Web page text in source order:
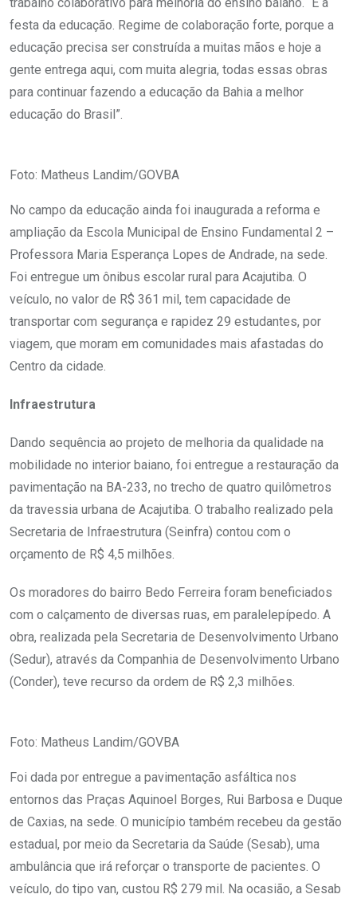
trabalho colaborativo para melhoria do ensino baiano. “É a
festa da educação. Regime de colaboração forte, porque a
educação precisa ser construída a muitas mãos e hoje a
gente entrega aqui, com muita alegria, todas essas obras
para continuar fazendo a educação da Bahia a melhor
educação do Brasil”.
Foto: Matheus Landim/GOVBA
No campo da educação ainda foi inaugurada a reforma e
ampliação da Escola Municipal de Ensino Fundamental 2 –
Professora Maria Esperança Lopes de Andrade, na sede.
Foi entregue um ônibus escolar rural para Acajutiba. O
veículo, no valor de R$ 361 mil, tem capacidade de
transportar com segurança e rapidez 29 estudantes, por
viagem, que moram em comunidades mais afastadas do
Centro da cidade.
Infraestrutura
Dando sequência ao projeto de melhoria da qualidade na
mobilidade no interior baiano, foi entregue a restauração da
pavimentação na BA-233, no trecho de quatro quilômetros
da travessia urbana de Acajutiba. O trabalho realizado pela
Secretaria de Infraestrutura (Seinfra) contou com o
orçamento de R$ 4,5 milhões.
Os moradores do bairro Bedo Ferreira foram beneficiados
com o calçamento de diversas ruas, em paralelepípedo. A
obra, realizada pela Secretaria de Desenvolvimento Urbano
(Sedur), através da Companhia de Desenvolvimento Urbano
(Conder), teve recurso da ordem de R$ 2,3 milhões.
Foto: Matheus Landim/GOVBA
Foi dada por entregue a pavimentação asfáltica nos
entornos das Praças Aquinoel Borges, Rui Barbosa e Duque
de Caxias, na sede. O município também recebeu da gestão
estadual, por meio da Secretaria da Saúde (Sesab), uma
ambulância que irá reforçar o transporte de pacientes. O
veículo, do tipo van, custou R$ 279 mil. Na ocasião, a Sesab